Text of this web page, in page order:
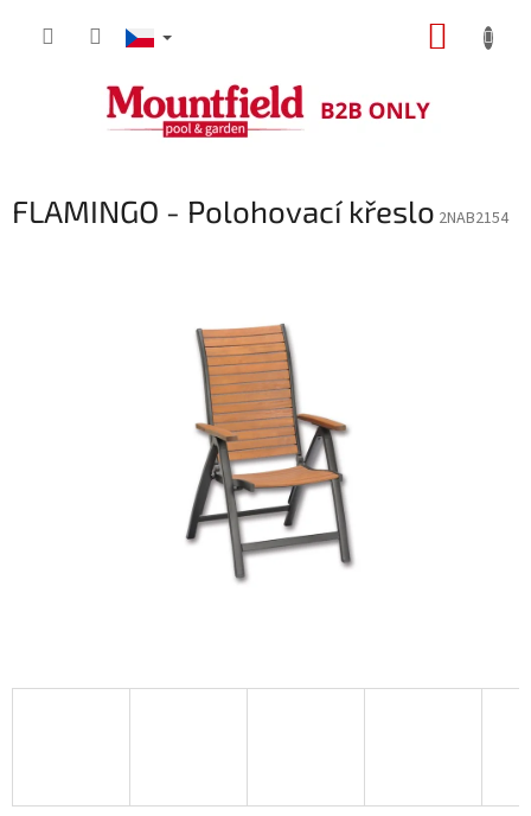
FLAMINGO - Polohovací křeslo 2NAB2154